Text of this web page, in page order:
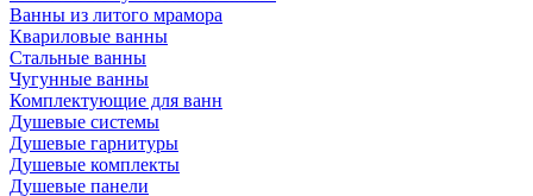
Ванны из литого мрамора
Квариловые ванны
Стальные ванны
Чугунные ванны
Комплектующие для ванн
Душевые системы
Душевые гарнитуры
Душевые комплекты
Душевые панели